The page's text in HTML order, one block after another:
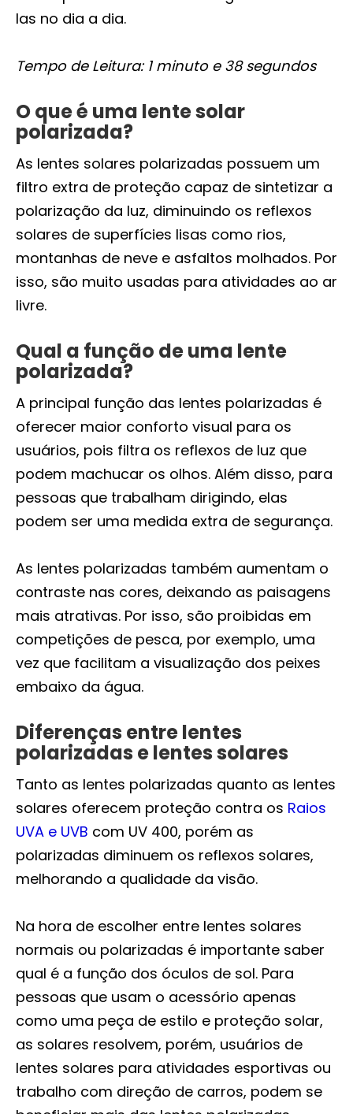
las no dia a dia.
Tempo de Leitura: 1 minuto e 38 segundos
O que é uma lente solar
polarizada?
As lentes solares polarizadas possuem um
filtro extra de proteção capaz de sintetizar a
polarização da luz, diminuindo os reflexos
solares de superfícies lisas como rios,
montanhas de neve e asfaltos molhados. Por
isso, são muito usadas para atividades ao ar
livre.
Qual a função de uma lente
polarizada?
A principal função das lentes polarizadas é
oferecer maior conforto visual para os
usuários, pois filtra os reflexos de luz que
podem machucar os olhos. Além disso, para
pessoas que trabalham dirigindo, elas
podem ser uma medida extra de segurança.
As lentes polarizadas também aumentam o
contraste nas cores, deixando as paisagens
mais atrativas. Por isso, são proibidas em
competições de pesca, por exemplo, uma
vez que facilitam a visualização dos peixes
embaixo da água.
Diferenças entre lentes
polarizadas e lentes solares
Tanto as lentes polarizadas quanto as lentes
solares oferecem proteção contra os Raios
UVA e UVB com UV 400, porém as
polarizadas diminuem os reflexos solares,
melhorando a qualidade da visão.
Na hora de escolher entre lentes solares
normais ou polarizadas é importante saber
qual é a função dos óculos de sol. Para
pessoas que usam o acessório apenas
como uma peça de estilo e proteção solar,
as solares resolvem, porém, usuários de
lentes solares para atividades esportivas ou
trabalho com direção de carros, podem se